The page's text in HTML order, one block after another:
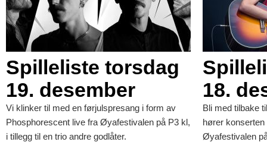
Spilleliste torsdag
19. desember
Vi klinker til med en førjulspresang i form av
Phosphorescent live fra Øyafestivalen på P3 kl,
i tillegg til en trio andre godlåter.
18.
Bli med tilbake
hører
Øyafestivalen